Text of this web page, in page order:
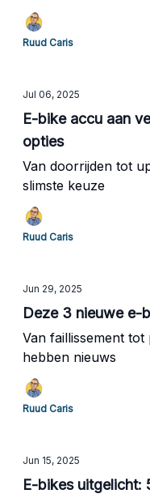
Ruud Caris
Jul 06, 2025
E-bike accu aan
opties
Van doorrijden tot
slimste keuze
Ruud Caris
Jun 29, 2025
Deze 3 nieuwe e-
Van faillissement
hebben nieuws
Ruud Caris
Jun 15, 2025
E-bikes uitgelicht: